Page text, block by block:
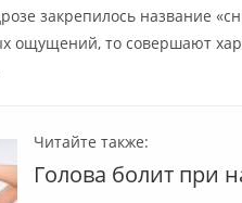
закрепилось название
ощущений, то совершают
Читайте также:
Голова болит при